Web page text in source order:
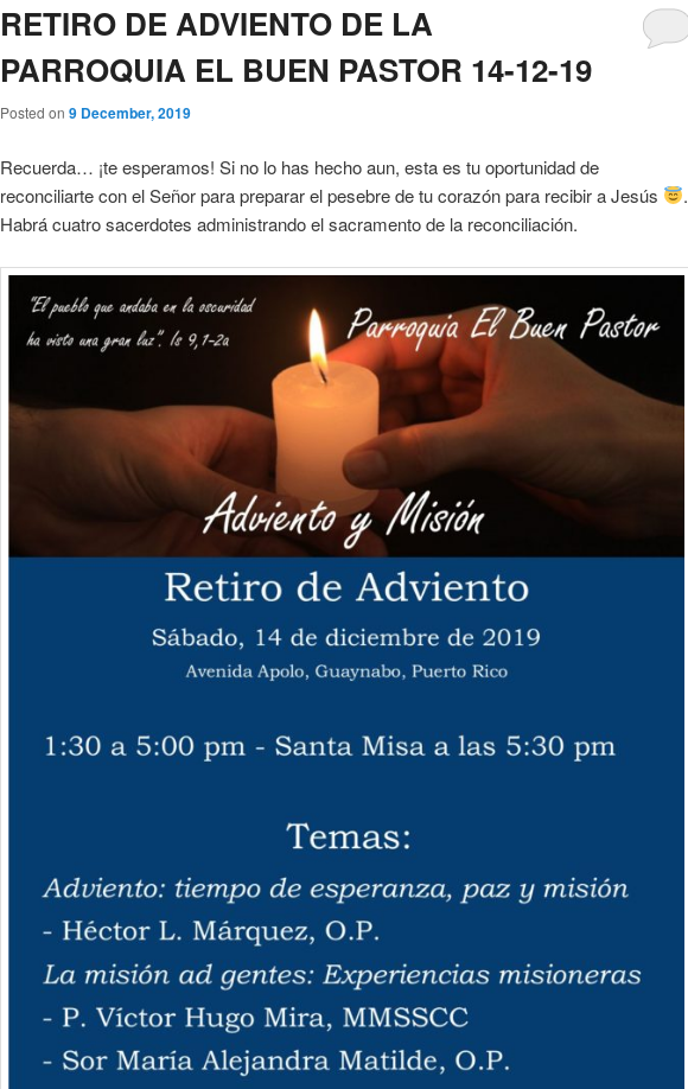
RETIRO DE ADVIENTO DE LA
PARROQUIA EL BUEN PASTOR 14-12-19
Posted on 9 December, 2019
Recuerda… ¡te esperamos! Si no lo has hecho aun, esta es tu oportunidad de
reconciliarte con el Señor para preparar el pesebre de tu corazón para recibir a Jesús
.
Habrá cuatro sacerdotes administrando el sacramento de la reconciliación.